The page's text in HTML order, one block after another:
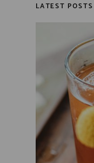
LATEST POSTS